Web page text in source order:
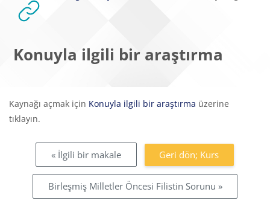
Konuyla ilgili bir araştırma
Tamamlama Gereklilikleri
Kaynağı açmak için Konuyla ilgili bir araştırma üzerine
tıklayın.
« İlgili bir makale Geri dön; Kurs
Birleşmiş Milletler Öncesi Filistin Sorunu »